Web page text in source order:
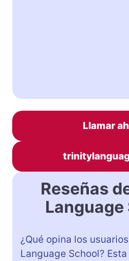
Llamar
Reseñas
Language
¿Qué opina los
Language School?